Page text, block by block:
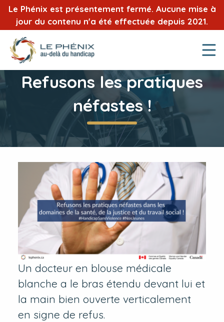
Le Phénix est présentement fermé. Aucune mise à
jour du contenu n'a été effectuée depuis 2021.
Refusons les pratiques
néfastes !
Un docteur en blouse médicale
blanche a le bras étendu devant lui et
la main bien ouverte verticalement
en signe de refus.